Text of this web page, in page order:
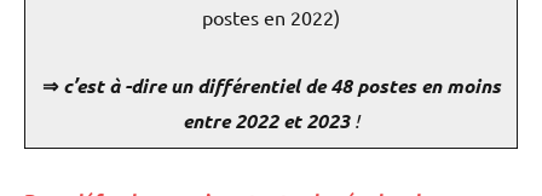
postes en 2022)
⇒c’est à -dire un différentiel de 48 postes en moins
entre 2022 et 2023!